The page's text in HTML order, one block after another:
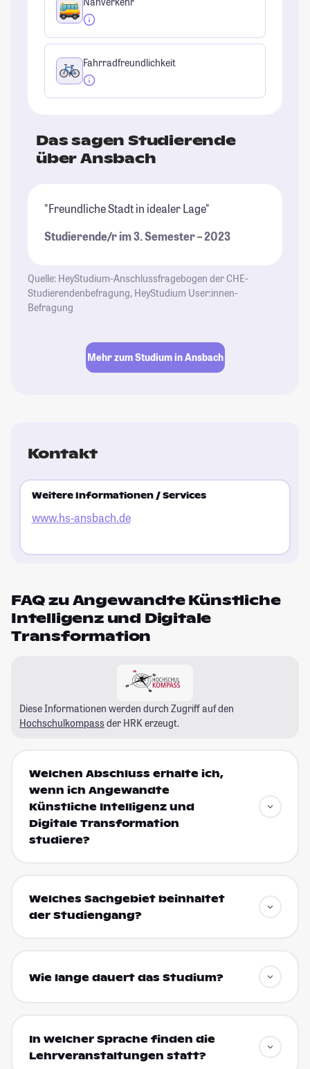
Fahrradfreundlichkeit
Das sagen Studierende
über Ansbach
"Freundliche Stadt in idealer Lage"
Studierende/r im 3. Semester – 2023
Quelle: HeyStudium-Anschlussfragebogen der CHE-
Studierendenbefragung, HeyStudium User:innen-
Befragung
Mehr zum Studium in Ansbach
Kontakt
Weitere Informationen / Services
www.hs-ansbach.de
FAQ zu Angewandte Künstliche
Intelligenz und Digitale
Transformation
Diese Informationen werden durch Zugriff auf den
Hochschulkompass der HRK erzeugt.
Welchen Abschluss erhalte ich,
wenn ich Angewandte
Künstliche Intelligenz und
Digitale Transformation
studiere?
Welches Sachgebiet beinhaltet
der Studiengang?
Wie lange dauert das Studium?
In welcher Sprache finden die
Lehrveranstaltungen statt?